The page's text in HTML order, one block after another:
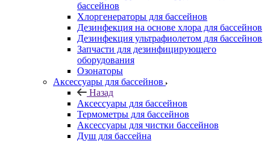
бассейнов
Хлоргенераторы для бассейнов
Дезинфекция на основе хлора для бассейнов
Дезинфекция ультрафиолетом для бассейнов
Запчасти для дезинфицирующего
оборудования
Озонаторы
Аксессуары для бассейнов
Назад
Аксессуары для бассейнов
Термометры для бассейнов
Аксессуары для чистки бассейнов
Душ для бассейна